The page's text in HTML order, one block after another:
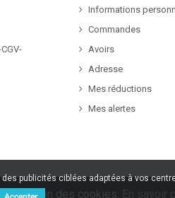
Informations
Commandes
Avoirs
Adresse
Mes réductions
Mes alertes
utilisation des cookies.
publicités ciblées adaptées à vos